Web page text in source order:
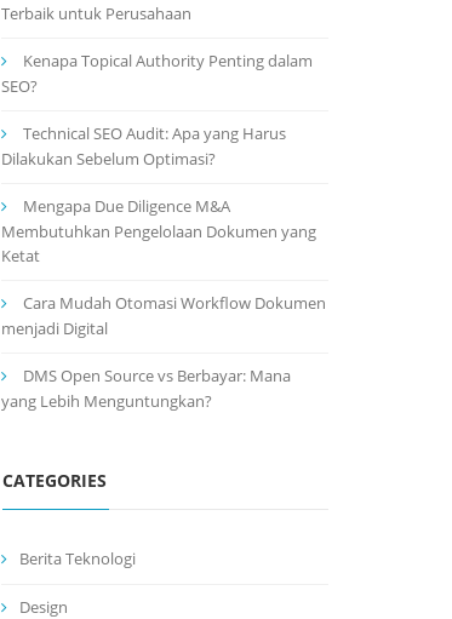
Terbaik untuk Perusahaan
Kenapa Topical Authority Penting dalam
SEO?
Technical SEO Audit: Apa yang Harus
Dilakukan Sebelum Optimasi?
Mengapa Due Diligence M&A
Membutuhkan Pengelolaan Dokumen yang
Ketat
Cara Mudah Otomasi Workflow Dokumen
menjadi Digital
DMS Open Source vs Berbayar: Mana
yang Lebih Menguntungkan?
CATEGORIES
Berita Teknologi
Design